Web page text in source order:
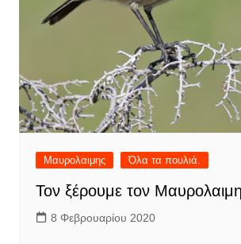
Μαυρολαιμης Όλα τα πουλιά.
Τον ξέρουμε τον
8 Φεβρουαρίου 2020